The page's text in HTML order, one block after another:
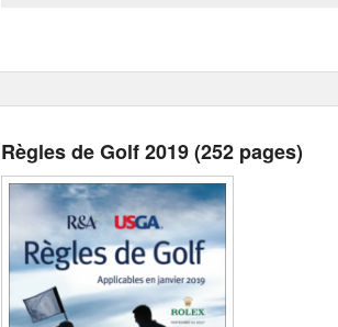
Règles de Golf 2019 (252 pages)